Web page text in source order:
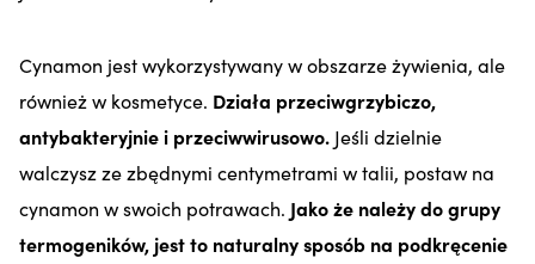
Cynamon jest wykorzystywany w obszarze żywienia, ale
również w kosmetyce. Działa przeciwgrzybiczo,
antybakteryjnie i przeciwwirusowo. Jeśli dzielnie
walczysz ze zbędnymi centymetrami w talii, postaw na
cynamon w swoich potrawach. Jako że należy do grupy
termogeników, jest to naturalny sposób na podkręcenie